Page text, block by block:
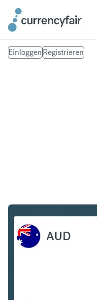
EinloggenRegistrieren
AUD